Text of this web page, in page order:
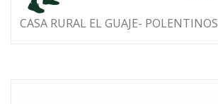
CASA RURAL EL GUAJE- POLENTINOS